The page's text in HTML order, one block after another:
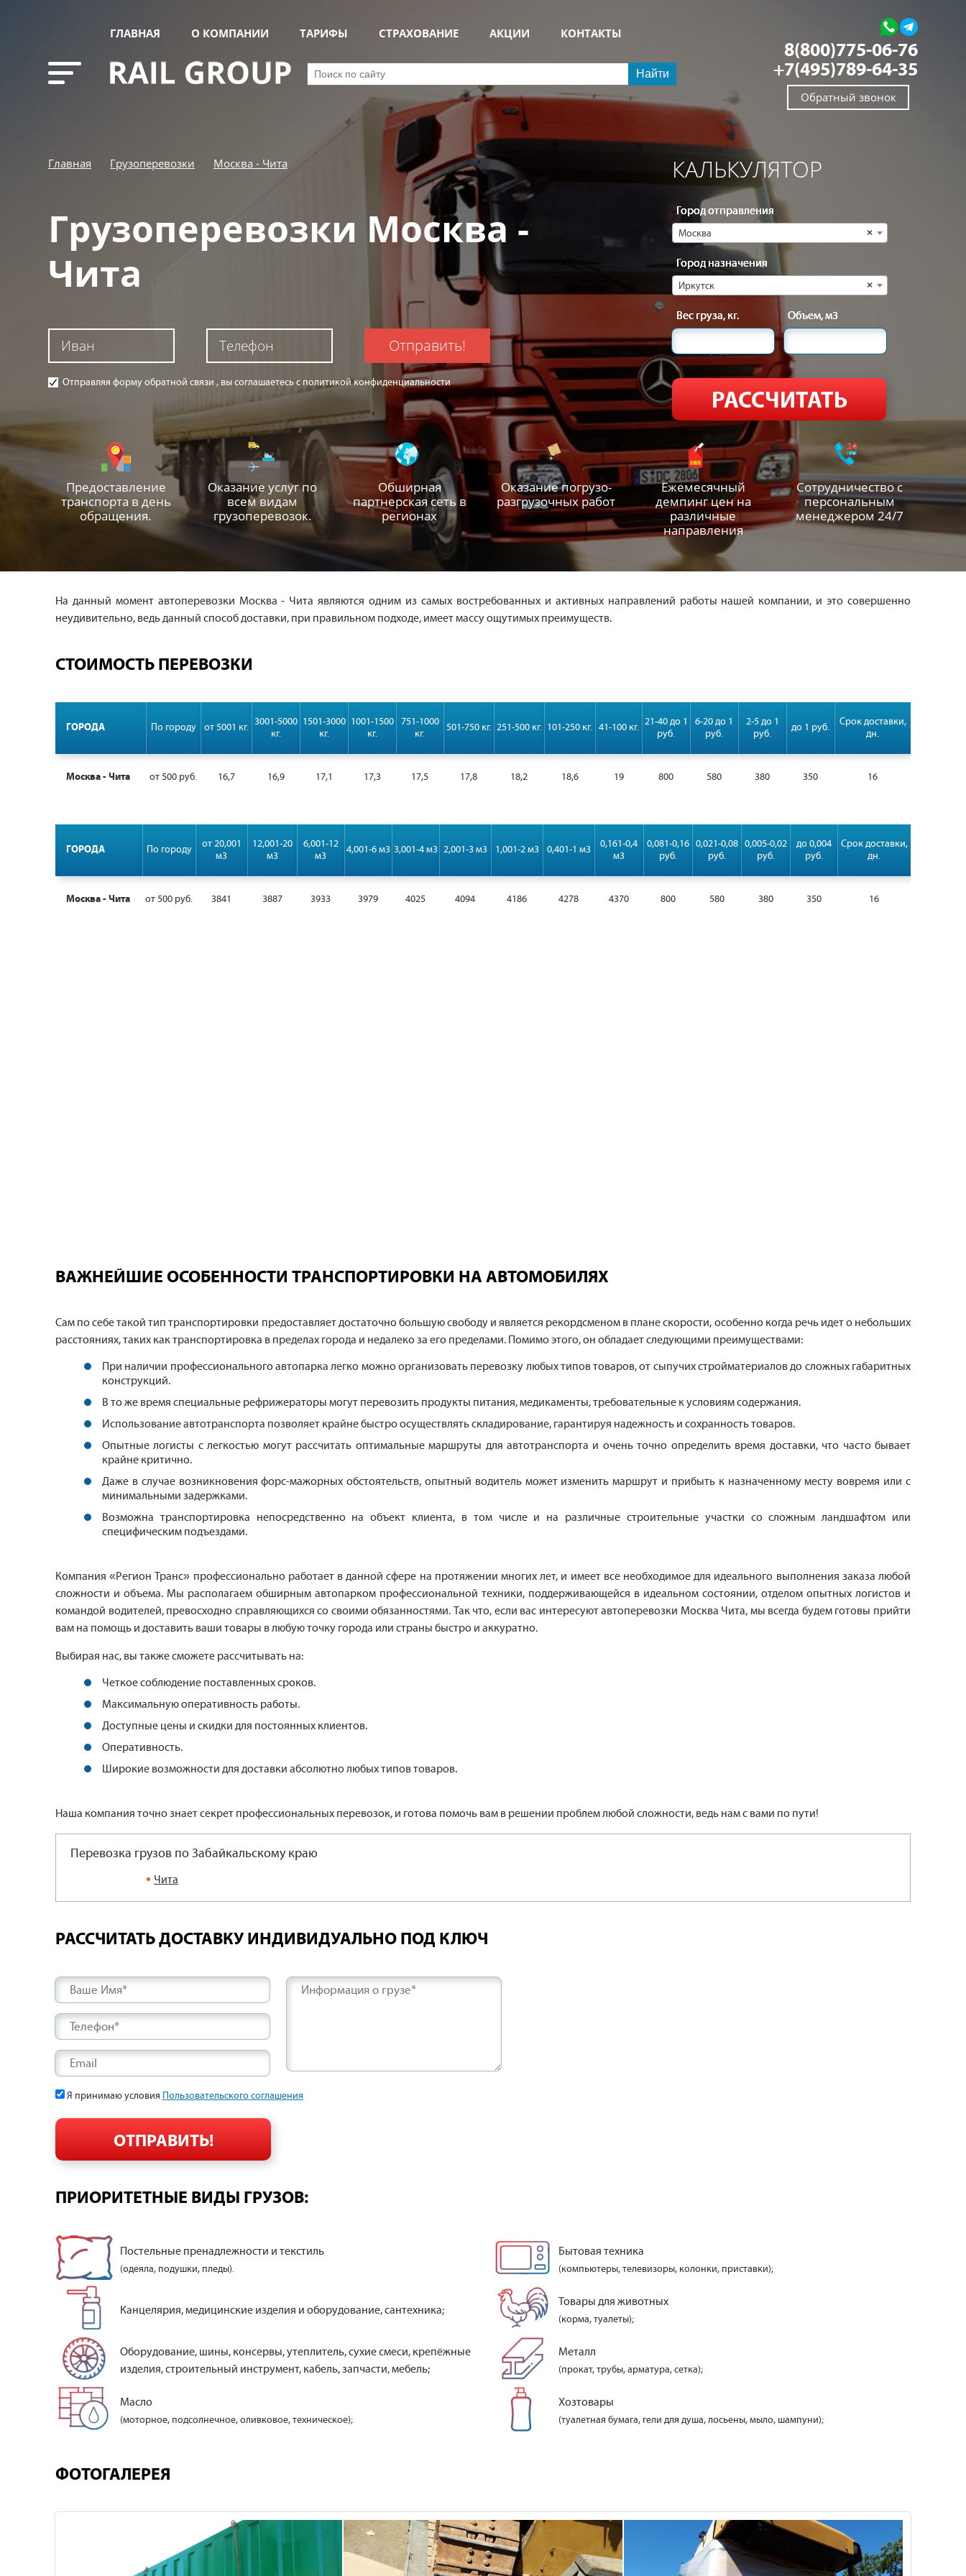
ГЛАВНАЯ О КОМПАНИИ ТАРИФЫ СТРАХОВАНИЕ АКЦИИ КОНТАКТЫ
Найти
8(800)775-06-76
+7(495)789-64-35
Обратный звонок
Главная Грузоперевозки Москва - Чита
Грузоперевозки Москва -
Чита
Отправить!
Отправляя форму обратной связи , вы соглашаетесь с политикой конфиденциальности
КАЛЬКУЛЯТОР
Город отправления
×
Москва
Город назначения
×
Иркутск
Вес груза, кг. Объем, м3
Предоставление
транспорта в день
обращения.
Оказание услуг по
всем видам
грузоперевозок.
Обширная
партнерская сеть в
регионах
Оказание погрузо-
разгрузочных работ
Ежемесячный
демпинг цен на
различные
направления
Сотрудничество с
персональным
менеджером 24/7
На данный момент автоперевозки Москва - Чита являются одним из самых востребованных и активных направлений работы нашей компании, и это совершенно
неудивительно, ведь данный способ доставки, при правильном подходе, имеет массу ощутимых преимуществ.
СТОИМОСТЬ ПЕРЕВОЗКИ
ГОРОДА По городу от 5001 кг. 3001-5000
кг.
1501-3000
кг.
1001-1500
кг.
751-1000
кг.
501-750 кг. 251-500 кг. 101-250 кг. 41-100 кг. 21-40 до 1
руб.
6-20 до 1
руб.
2-5 до 1
руб.
до 1 руб.
Срок доставки,
дн.
Москва - Чита от 500 руб. 16,7 16,9 17,1 17,3 17,5 17,8 18,2 18,6 19 800 580 380 350 16
ГОРОДА По городу
от 20,001
м3
12,001-20
м3
6,001-12
м3
4,001-6 м3 3,001-4 м3 2,001-3 м3 1,001-2 м3 0,401-1 м3
0,161-0,4
м3
0,081-0,16
руб.
0,021-0,08
руб.
0,005-0,02
руб.
до 0,004
руб.
Срок доставки,
дн.
Москва - Чита от 500 руб. 3841 3887 3933 3979 4025 4094 4186 4278 4370 800 580 380 350 16
ВАЖНЕЙШИЕ ОСОБЕННОСТИ ТРАНСПОРТИРОВКИ НА АВТОМОБИЛЯХ
Сам по себе такой тип транспортировки предоставляет достаточно большую свободу и является рекордсменом в плане скорости, особенно когда речь идет о небольших
расстояниях, таких как транспортировка в пределах города и недалеко за его пределами. Помимо этого, он обладает следующими преимуществами:
При наличии профессионального автопарка легко можно организовать перевозку любых типов товаров, от сыпучих стройматериалов до сложных габаритных
конструкций.
В то же время специальные рефрижераторы могут перевозить продукты питания, медикаменты, требовательные к условиям содержания.
Использование автотранспорта позволяет крайне быстро осуществлять складирование, гарантируя надежность и сохранность товаров.
Опытные логисты с легкостью могут рассчитать оптимальные маршруты для автотранспорта и очень точно определить время доставки, что часто бывает
крайне критично.
Даже в случае возникновения форс-мажорных обстоятельств, опытный водитель может изменить маршрут и прибыть к назначенному месту вовремя или с
минимальными задержками.
Возможна транспортировка непосредственно на объект клиента, в том числе и на различные строительные участки со сложным ландшафтом или
специфическим подъездами.
Компания «Регион Транс» профессионально работает в данной сфере на протяжении многих лет, и имеет все необходимое для идеального выполнения заказа любой
сложности и объема. Мы располагаем обширным автопарком профессиональной техники, поддерживающейся в идеальном состоянии, отделом опытных логистов и
командой водителей, превосходно справляющихся со своими обязанностями. Так что, если вас интересуют автоперевозки Москва Чита, мы всегда будем готовы прийти
вам на помощь и доставить ваши товары в любую точку города или страны быстро и аккуратно.
Выбирая нас, вы также сможете рассчитывать на:
Четкое соблюдение поставленных сроков.
Максимальную оперативность работы.
Доступные цены и скидки для постоянных клиентов.
Оперативность.
Широкие возможности для доставки абсолютно любых типов товаров.
Наша компания точно знает секрет профессиональных перевозок, и готова помочь вам в решении проблем любой сложности, ведь нам с вами по пути!
Перевозка грузов по Забайкальскому краю
Чита
РАССЧИТАТЬ ДОСТАВКУ ИНДИВИДУАЛЬНО ПОД КЛЮЧ
Ваше Имя*
Телефон*
Email
Информация о грузе*
Я принимаю условия Пользовательского соглашения
ПРИОРИТЕТНЫЕ ВИДЫ ГРУЗОВ:
Постельные пренадлежности и текстиль
(одеяла, подушки, пледы).
Бытовая техника
(компьютеры, телевизоры, колонки, приставки);
Канцелярия, медицинские изделия и оборудование, сантехника;
Товары для животных
(корма, туалеты);
Оборудование, шины, консервы, утеплитель, сухие смеси, крепёжные
изделия, строительный инструмент, кабель, запчасти, мебель;
Металл
(прокат, трубы, арматура, сетка);
Масло
(моторное, подсолнечное, оливковое, техническое);
Хозтовары
(туалетная бумага, гели для душа, лосьены, мыло, шампуни);
ФОТОГАЛЕРЕЯ